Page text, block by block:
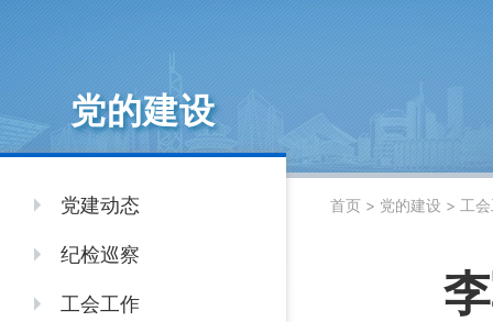
党的建设
党建动态
纪检巡察
工会工作
首页 > 党的建设 > 工